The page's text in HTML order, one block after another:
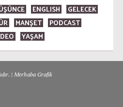
ENGLISH
GELECEK
MANŞET
PODCAST
YAŞAM
| Merhaba Grafik